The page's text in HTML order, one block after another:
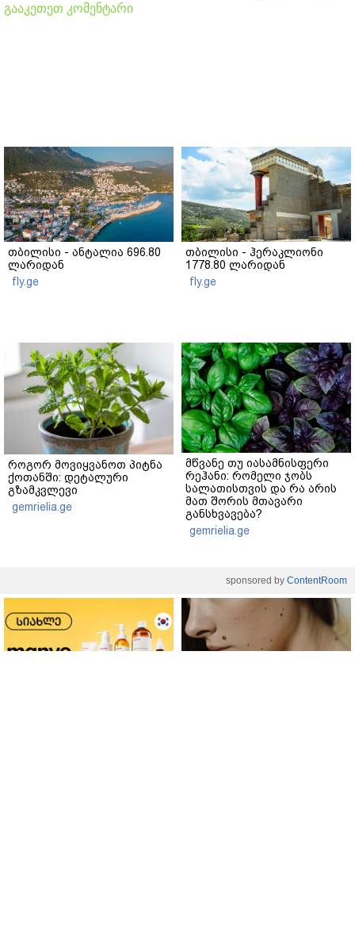
გააკეთეთ კომენტარი
თბილისი - ანტალია 696.80
ლარიდან
fly.ge
თბილისი - ჰერაკლიონი
1778.80 ლარიდან
fly.ge
როგორ მოვიყვანოთ პიტნა
ქოთანში: დეტალური
გზამკვლევი
gemrielia.ge
მწვანე თუ იასამნისფერი
რეჰანი: რომელი ჯობს
სალათისთვის და რა არის
მათ შორის მთავარი
განსხვავება?
gemrielia.ge
sponsored by ContentRoom